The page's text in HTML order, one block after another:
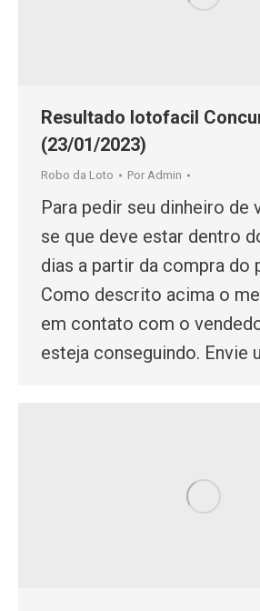
Resultado lotofacil
(23/01/2023)
Robo da Loto Por Admin
Para pedir seu dinheiro de
se que deve estar dentro
dias a partir da compra do
Como descrito acima o
em contato com o
esteja conseguindo. Envie